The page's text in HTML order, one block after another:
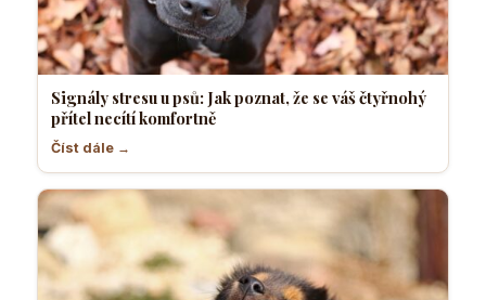
Signály stresu u psů: Jak poznat, že se váš čtyřnohý
přítel necítí komfortně
Číst dále →